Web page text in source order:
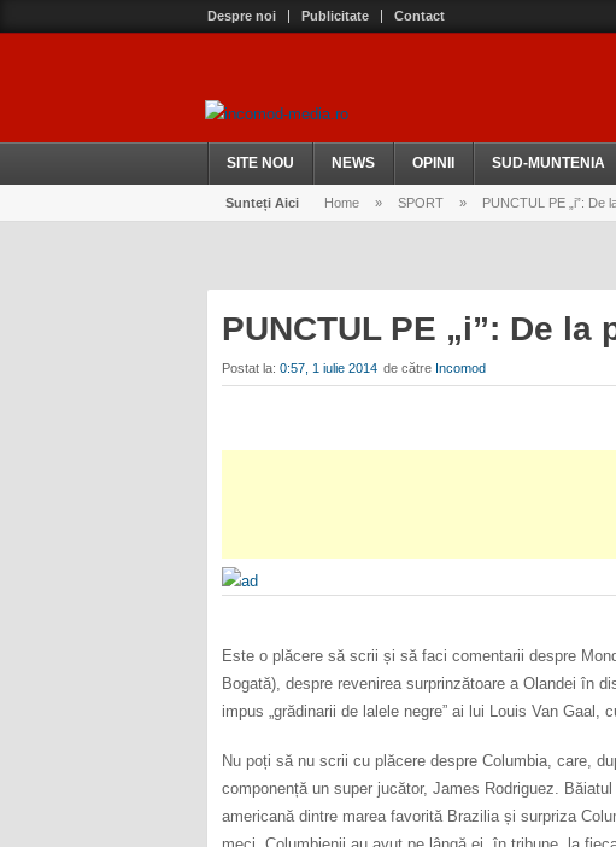
Despre noi Publicitate Contact
SITE NOU NEWS OPINII SUD-MUNTENIA
Sunteți Aici Home » SPORT » PUNCTUL PE „i”: De
PUNCTUL PE „i”: De
Postat la: 0:57, 1 iulie 2014 de către Incomod
Este o plăcere să scrii și să faci comentarii despre
Bogată), despre revenirea surprinzătoare a Olandei în
impus „grădinarii de lalele negre” ai lui Louis Van Gaal,
Nu poți să nu scrii cu plăcere despre Columbia, care,
componență un super jucător, James Rodriguez.
americană dintre marea favorită Brazilia și surpriza